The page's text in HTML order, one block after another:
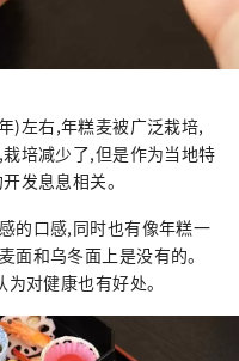
)左右,年糕麦被广泛栽培,
培减少了,但是作为当地特
发息息相关。
的口感,同时也有像年糕一
面和乌冬面上是没有的。
对健康也有好处。